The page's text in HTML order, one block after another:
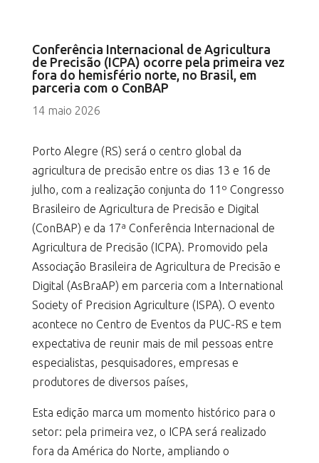
Conferência Internacional de Agricultura
de Precisão (ICPA) ocorre pela primeira vez
fora do hemisfério norte, no Brasil, em
parceria com o ConBAP
14 maio 2026
Porto Alegre (RS) será o centro global da
agricultura de precisão entre os dias 13 e 16 de
julho, com a realização conjunta do 11º Congresso
Brasileiro de Agricultura de Precisão e Digital
(ConBAP) e da 17ª Conferência Internacional de
Agricultura de Precisão (ICPA). Promovido pela
Associação Brasileira de Agricultura de Precisão e
Digital (AsBraAP) em parceria com a International
Society of Precision Agriculture (ISPA). O evento
acontece no Centro de Eventos da PUC-RS e tem
expectativa de reunir mais de mil pessoas entre
especialistas, pesquisadores, empresas e
produtores de diversos países,
Esta edição marca um momento histórico para o
setor: pela primeira vez, o ICPA será realizado
fora da América do Norte, ampliando o